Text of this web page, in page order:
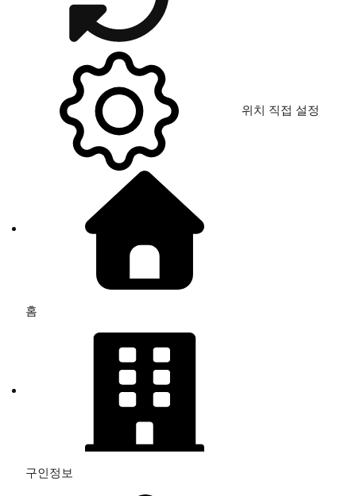
위치 직접 설정
홈
구인정보